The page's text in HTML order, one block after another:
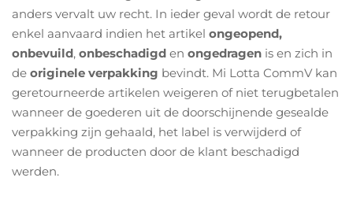
anders vervalt uw recht. In ieder geval wordt de retour
enkel aanvaard indien het artikel ongeopend,
onbevuild, onbeschadigd en ongedragen is en zich in
de originele verpakking bevindt. Mi Lotta CommV kan
geretourneerde artikelen weigeren of niet terugbetalen
wanneer de goederen uit de doorschijnende gesealde
verpakking zijn gehaald, het label is verwijderd of
wanneer de producten door de klant beschadigd
werden.